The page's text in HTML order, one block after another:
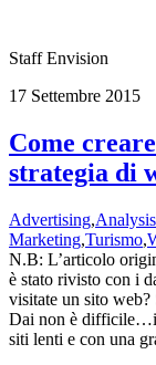
Staff Envision
17 Settembre 2015
Come
strategia di
Advertising,Analysis
Marketing,Turismo,
N.B: L’articolo
è stato rivisto con i
visitate un sito
Dai non è difficile…i
siti lenti e con una